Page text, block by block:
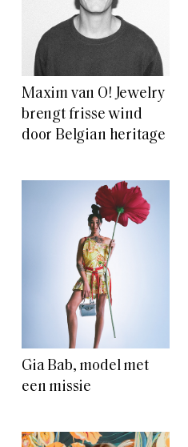
Maxim van O! Jewelry
brengt frisse wind
door Belgian heritage
Gia Bab, model met
een missie